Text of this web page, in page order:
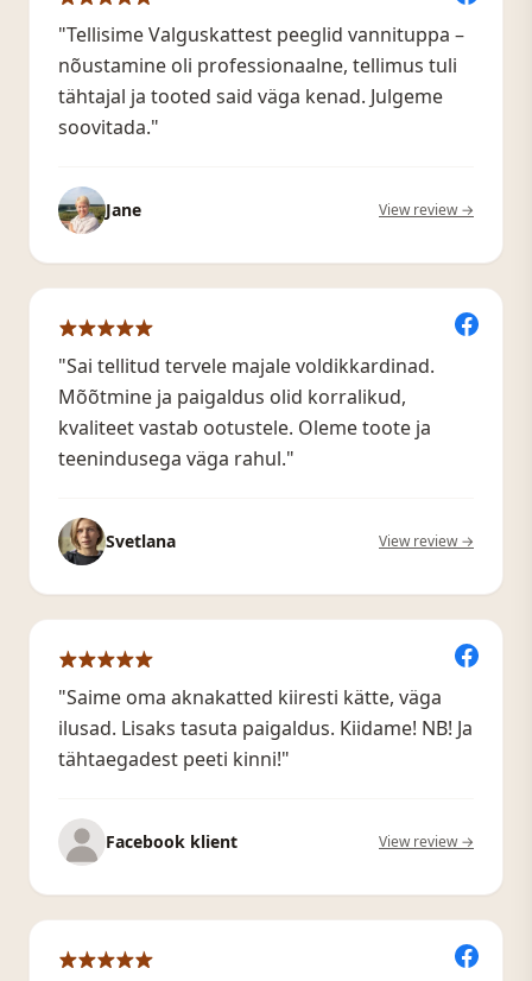
"Tellisime Valguskattest peeglid vannituppa –
nõustamine oli professionaalne, tellimus tuli
tähtajal ja tooted said väga kenad. Julgeme
soovitada."
Jane View review →
"Sai tellitud tervele majale voldikkardinad.
Mõõtmine ja paigaldus olid korralikud,
kvaliteet vastab ootustele. Oleme toote ja
teenindusega väga rahul."
Svetlana View review →
"Saime oma aknakatted kiiresti kätte, väga
ilusad. Lisaks tasuta paigaldus. Kiidame! NB! Ja
tähtaegadest peeti kinni!"
Facebook klient View review →